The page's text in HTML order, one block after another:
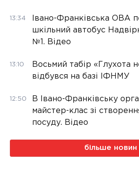
13:34
Івано-Франківська ОВА
шкільний автобус
№1. Відео
13:10
Восьмий табір «Глухота
відбувся на базі ІФНМУ
12:50
В Івано-Франківську
майстер-клас зі
посуду. Відео
більше новин